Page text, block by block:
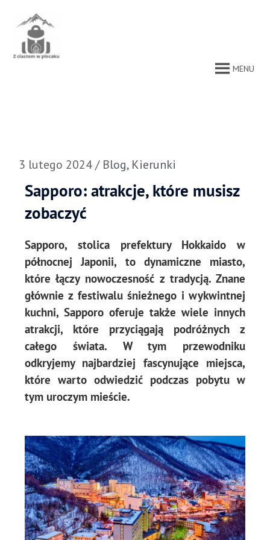
treści
MENU
3 lutego 2024/ Blog, Kierunki
Sapporo: atrakcje, które musisz
zobaczyć
Sapporo, stolica prefektury Hokkaido w
północnej Japonii, to dynamiczne miasto,
które łączy nowoczesność z tradycją. Znane
głównie z festiwalu śnieżnego i wykwintnej
kuchni, Sapporo oferuje także wiele innych
atrakcji, które przyciągają podróżnych z
całego świata. W tym przewodniku
odkryjemy najbardziej fascynujące miejsca,
które warto odwiedzić podczas pobytu w
tym uroczym mieście.